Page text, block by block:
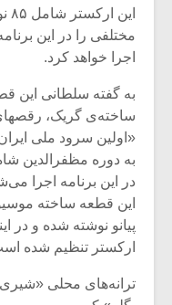
مختلفی را در این
اجرا خواهد کرد.
به گفته‌ سلطانی این
ساخته‌ی گریک، رقصهای
«اولین سرود ملی
به دوره‌ مظفرالدین
در این برنامه اجرا
این قطعه ساخته‌
پیانو نوشته شده و در
ارکستر تنظیم شده
ترانه‌های محلی «شیری
متن
شیش و
اگر
بدنام